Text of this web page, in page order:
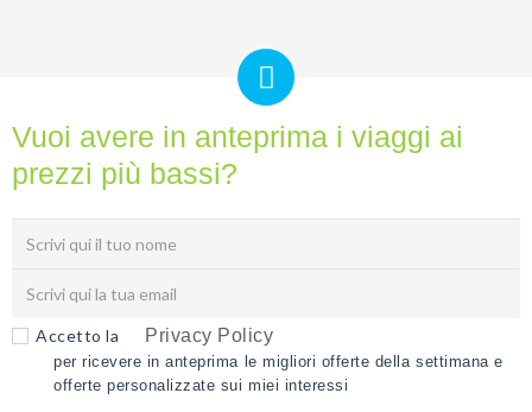
Vuoi avere in anteprima i viaggi ai
prezzi più bassi?
Accetto la Privacy Policy
per ricevere in anteprima le migliori offerte della settimana e
offerte personalizzate sui miei interessi